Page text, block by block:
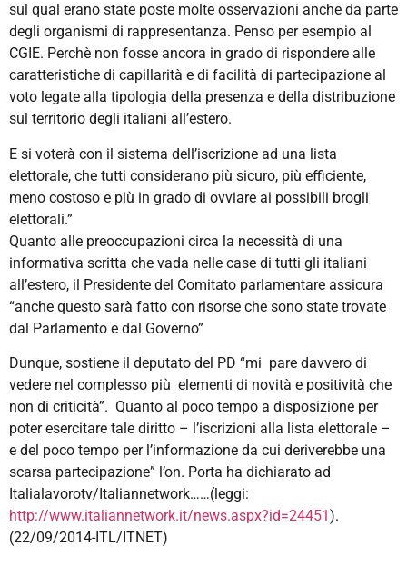
sul qual erano state poste molte osservazioni anche da parte
degli organismi di rappresentanza. Penso per esempio al
CGIE. Perchè non fosse ancora in grado di rispondere alle
caratteristiche di capillarità e di facilità di partecipazione al
voto legate alla tipologia della presenza e della distribuzione
sul territorio degli italiani all’estero.
E si voterà con il sistema dell’iscrizione ad una lista
elettorale, che tutti considerano più sicuro, più efficiente,
meno costoso e più in grado di ovviare ai possibili brogli
elettorali.”
Quanto alle preoccupazioni circa la necessità di una
informativa scritta che vada nelle case di tutti gli italiani
all’estero, il Presidente del Comitato parlamentare assicura
“anche questo sarà fatto con risorse che sono state trovate
dal Parlamento e dal Governo”
Dunque, sostiene il deputato del PD “mi pare davvero di
vedere nel complesso più elementi di novità e positività che
non di criticità”. Quanto al poco tempo a disposizione per
poter esercitare tale diritto – l’iscrizioni alla lista elettorale –
e del poco tempo per l’informazione da cui deriverebbe una
scarsa partecipazione” l’on. Porta ha dichiarato ad
Italialavorotv/Italiannetwork……(leggi:
http://www.italiannetwork.it/news.aspx?id=24451 ).
(22/09/2014-ITL/ITNET)